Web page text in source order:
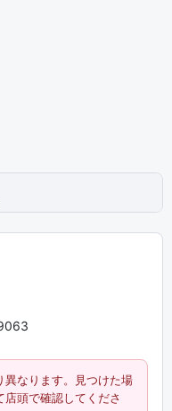
異なります。見つけた場
頭で確認してくださ